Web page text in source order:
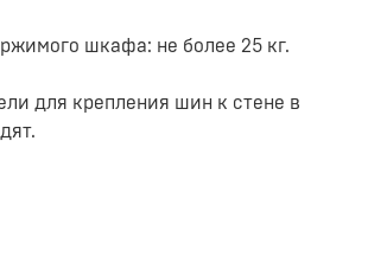
шкафа: не более 25 кг.
для крепления шин к стене в